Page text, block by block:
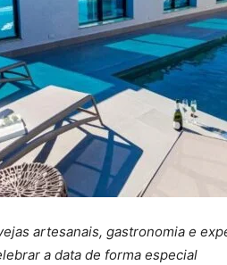
artesanais, gastronomia e
a data de forma especial